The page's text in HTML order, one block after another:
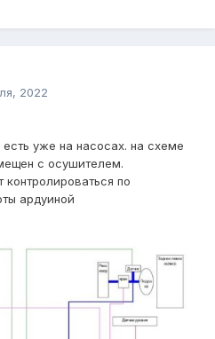
2022
уже на насосах. на схеме
с осушителем.
контролироваться по
ардуиной